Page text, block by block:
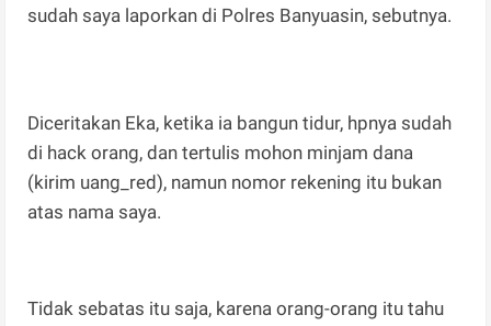
sudah saya laporkan di Polres Banyuasin, sebutnya.
Diceritakan Eka, ketika ia bangun tidur, hpnya sudah
di hack orang, dan tertulis mohon minjam dana
(kirim uang_red), namun nomor rekening itu bukan
atas nama saya.
Tidak sebatas itu saja, karena orang-orang itu tahu